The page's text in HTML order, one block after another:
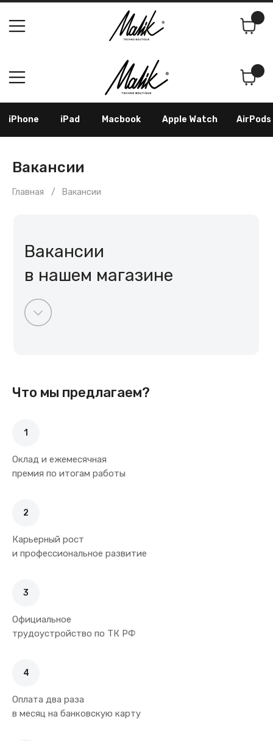
Поиск
iPhone Apple Watch
Вакансии
Главная / Вакансии
Вакансии
в нашем магазине
Что мы предлагаем?
Карьерный рост
и профессиональное развитие
Оклад и ежемесячная
премия по итогам работы
2
1
Официальное
трудоустройство по ТК РФ
3
Оплата два раза
в месяц на банковскую карту
4